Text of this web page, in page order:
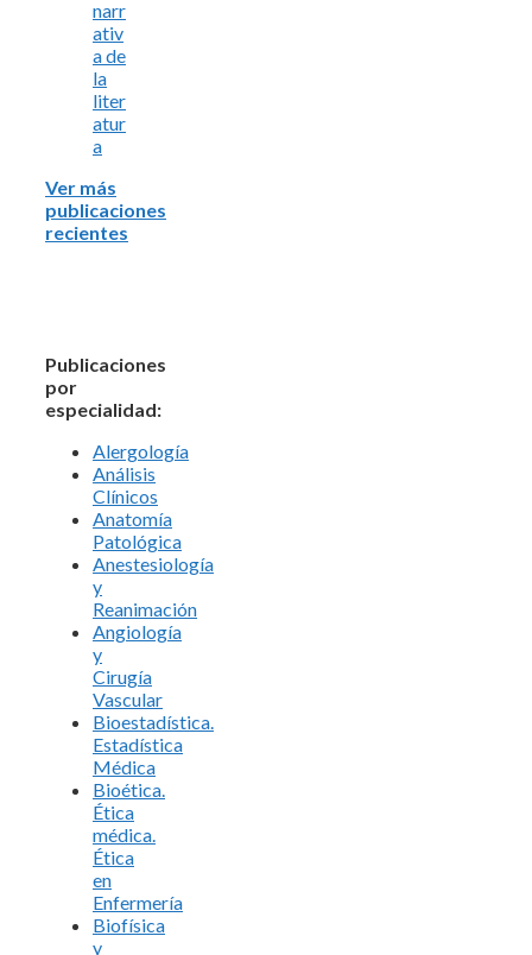
narr
ativ
a de
la
liter
atur
a
Ver más
publicaciones
recientes
Publicaciones
por
especialidad:
Alergología
Análisis
Clínicos
Anatomía
Patológica
Anestesiología
y
Reanimación
Angiología
y
Cirugía
Vascular
Bioestadística.
Estadística
Médica
Bioética.
Ética
médica.
Ética
en
Enfermería
Biofísica
y